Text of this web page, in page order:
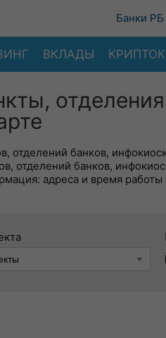
Банки РБ
ВКЛАДЫ
отделений банков,
отделений банков,
адреса и время